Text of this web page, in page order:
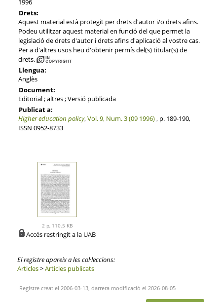
1996
Drets:
Aquest material està protegit per drets d'autor i/o drets afins.
Podeu utilitzar aquest material en funció del que permet la
legislació de drets d'autor i drets afins d'aplicació al vostre cas.
Per a d'altres usos heu d'obtenir permís del(s) titular(s) de
drets.
Llengua:
Anglès
Document:
Editorial ; altres ; Versió publicada
Publicat a:
Higher education policy,Vol. 9, Num. 3 (09 1996), p. 189-190,
ISSN 0952-8733
2 p, 110.5 KB
Accés restringit a la UAB
El registre apareix a les col·leccions:
Articles>Articles publicats
Registre creat el 2006-03-13, darrera modificació el 2026-08-05